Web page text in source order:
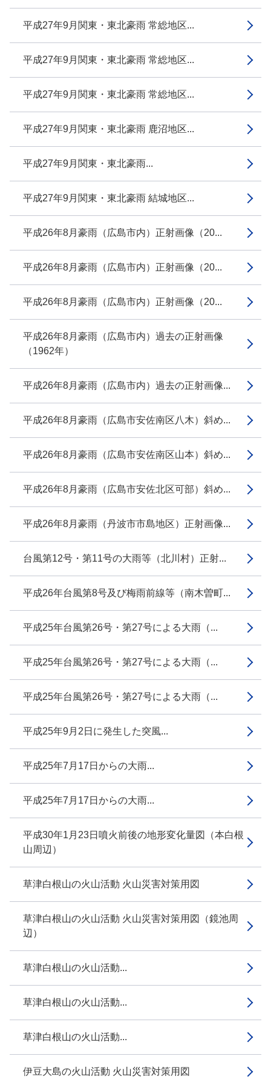
平成27年9月関東・東北豪雨 常総地区...
平成27年9月関東・東北豪雨 常総地区...
平成27年9月関東・東北豪雨 常総地区...
平成27年9月関東・東北豪雨 鹿沼地区...
平成27年9月関東・東北豪雨...
平成27年9月関東・東北豪雨 結城地区...
平成26年8月豪雨（広島市内）正射画像（20...
平成26年8月豪雨（広島市内）正射画像（20...
平成26年8月豪雨（広島市内）正射画像（20...
平成26年8月豪雨（広島市内）過去の正射画像
（1962年）
平成26年8月豪雨（広島市内）過去の正射画像...
平成26年8月豪雨（広島市安佐南区八木）斜め...
平成26年8月豪雨（広島市安佐南区山本）斜め...
平成26年8月豪雨（広島市安佐北区可部）斜め...
平成26年8月豪雨（丹波市市島地区）正射画像...
台風第12号・第11号の大雨等（北川村）正射...
平成26年台風第8号及び梅雨前線等（南木曽町...
平成25年台風第26号・第27号による大雨（...
平成25年台風第26号・第27号による大雨（...
平成25年台風第26号・第27号による大雨（...
平成25年9月2日に発生した突風...
平成25年7月17日からの大雨...
平成25年7月17日からの大雨...
平成30年1月23日噴火前後の地形変化量図（本白根
山周辺）
草津白根山の火山活動 火山災害対策用図
草津白根山の火山活動 火山災害対策用図（鏡池周
辺）
草津白根山の火山活動...
草津白根山の火山活動...
草津白根山の火山活動...
伊豆大島の火山活動 火山災害対策用図